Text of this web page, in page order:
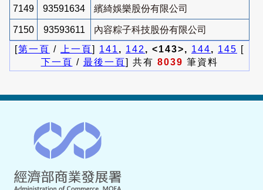
7149 93591634 繽綺娛樂股份有限公司
7150 93593611
內容粽子科技股份有限公司
[第一頁 / 上一頁] 141 , 142 , <143>, 144, 145 [
下一頁 / 最後一頁] 共有 8039 筆資料